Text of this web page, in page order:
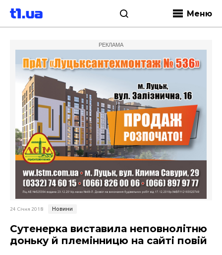
Меню
РЕКЛАМА
24 Січня 2018 Новини
Сутенерка виставила неповнолітню
доньку й племінницю на сайті повій